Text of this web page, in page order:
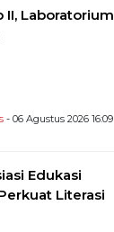
II, Laboratorium
- 06 Agustus 2026 16:09
Edukasi
Literasi